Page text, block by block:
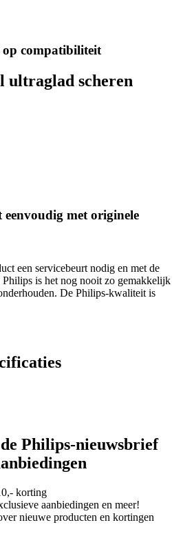
compatibiliteit
ultraglad scheren
met originele
een servicebeurt nodig en met de
is het nog nooit zo gemakkelijk
De Philips-kwaliteit is
Philips-nieuwsbrief
korting
aanbiedingen en meer!
nieuwe producten en kortingen